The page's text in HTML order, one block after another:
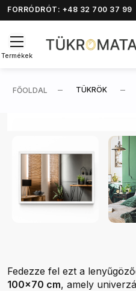
FORRÓDRÓT: +48 32 700 37 99
Termékek
FŐOLDAL TÜKRÖK
Fedezze fel ezt a
100x70 cm, amely